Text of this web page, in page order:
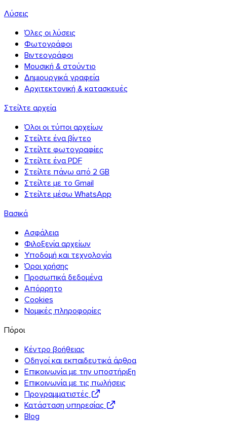
Λύσεις
Όλες οι λύσεις
Φωτογράφοι
Βιντεογράφοι
Μουσική & στούντιο
Δημιουργικά γραφεία
Αρχιτεκτονική & κατασκευές
Στείλτε αρχεία
Όλοι οι τύποι αρχείων
Στείλτε ένα βίντεο
Στείλτε φωτογραφίες
Στείλτε ένα PDF
Στείλτε πάνω από 2 GB
Στείλτε με το Gmail
Στείλτε μέσω WhatsApp
Βασικά
Ασφάλεια
Φιλοξενία αρχείων
Υποδομή και τεχνολογία
Όροι χρήσης
Προσωπικά δεδομένα
Απόρρητο
Cookies
Νομικές πληροφορίες
Πόροι
Κέντρο βοήθειας
Οδηγοί και εκπαιδευτικά άρθρα
Επικοινωνία με την υποστήριξη
Επικοινωνία με τις πωλήσεις
Προγραμματιστές
Κατάσταση υπηρεσίας
Blog